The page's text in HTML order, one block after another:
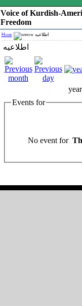
Voice of Kurdish-
Freedom
Home اطلاعیه
اطلاعیه
year
Events for
No event for